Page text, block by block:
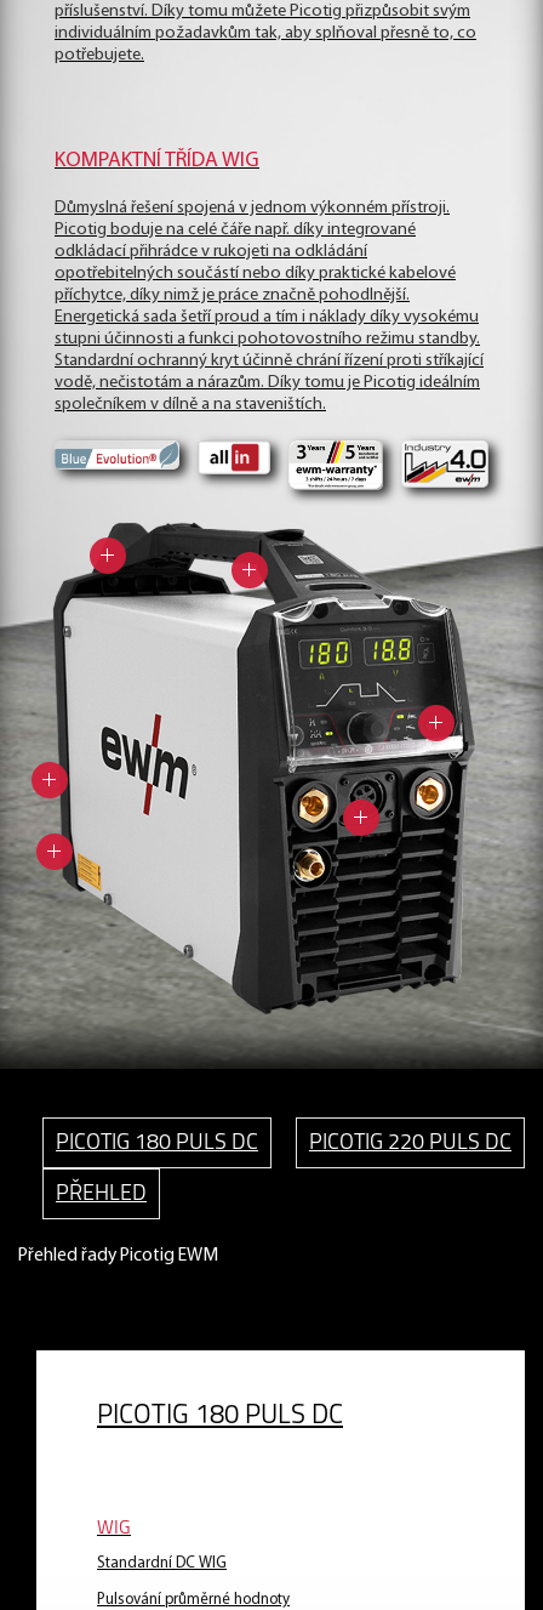
příslušenství. Díky tomu můžete Picotig přizpůsobit svým
individuálním požadavkům tak, aby splňoval přesně to, co
potřebujete.
KOMPAKTNÍ TŘÍDA WIG
Důmyslná řešení spojená v jednom výkonném přístroji.
Picotig boduje na celé čáře např. díky integrované
odkládací přihrádce v rukojeti na odkládání
opotřebitelných součástí nebo díky praktické kabelové
příchytce, díky nimž je práce značně pohodlnější.
Energetická sada šetří proud a tím i náklady díky vysokému
stupni účinnosti a funkci pohotovostního režimu standby.
Standardní ochranný kryt účinně chrání řízení proti stříkající
vodě, nečistotám a nárazům. Díky tomu je Picotig ideálním
společníkem v dílně a na staveništích.
PICOTIG 180 PULS DC
PICOTIG 220 PULS DC
PŘEHLED
Přehled řady Picotig EWM
PICOTIG 180 PULS DC
WIG
Standardní DC WIG
Pulsování průměrné hodnoty